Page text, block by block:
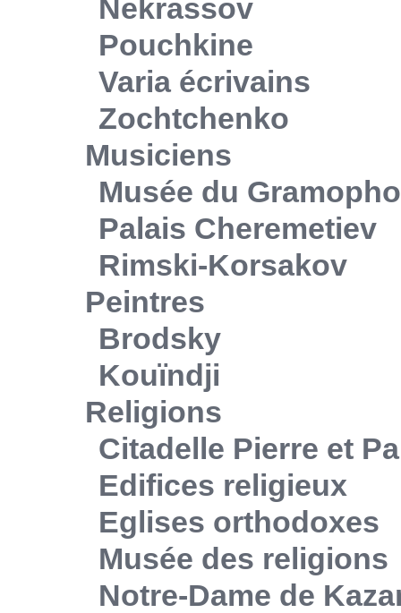
Nekrassov
Pouchkine
Varia écrivains
Zochtchenko
Musiciens
Musée du
Palais Cheremetiev
Rimski-Korsakov
Peintres
Brodsky
Kouïndji
Religions
Citadelle Pierre et
Edifices religieux
Eglises orthodoxes
Musée des religions
Notre-Dame de